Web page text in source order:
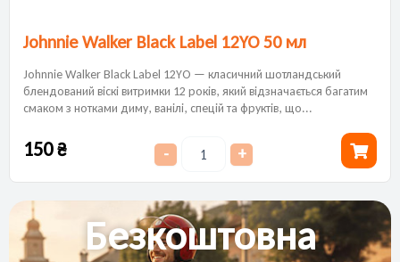
Johnnie Walker Black Label 12YO 50 мл
Johnnie Walker Black Label 12YO — класичний шотландський
блендований віскі витримки 12 років, який відзначається багатим
смаком з нотками диму, ванілі, спецій та фруктів, що...
150₴ - +
Безкоштовна